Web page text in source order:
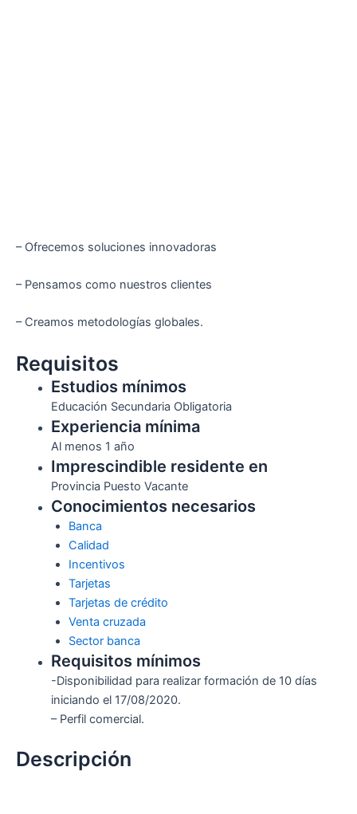
– Ofrecemos soluciones innovadoras
– Pensamos como nuestros clientes
– Creamos metodologías globales.
Requisitos
Estudios mínimos
Educación Secundaria Obligatoria
Experiencia mínima
Al menos 1 año
Imprescindible residente en
Provincia Puesto Vacante
Conocimientos necesarios
Banca
Calidad
Incentivos
Tarjetas
Tarjetas de crédito
Venta cruzada
Sector banca
Requisitos mínimos
-Disponibilidad para realizar formación de 10 días
iniciando el 17/08/2020.
– Perfil comercial.
Descripción